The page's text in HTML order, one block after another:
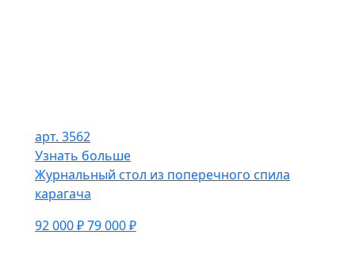
арт. 3562
Узнать больше
Журнальный стол из поперечного спила
карагача
92 000 ₽79 000 ₽